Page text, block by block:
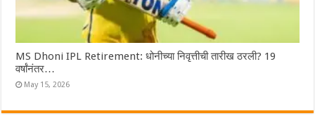
MS Dhoni IPL Retirement: धोनीच्या निवृत्तीची तारीख ठरली? 19
वर्षांनंतर…
May 15, 2026